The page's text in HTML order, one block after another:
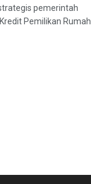
pemerintah
Pemilikan Rumah